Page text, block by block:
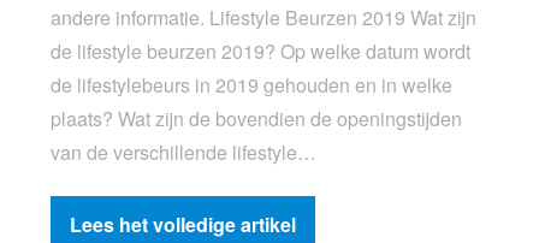
andere informatie. Lifestyle Beurzen 2019 Wat zijn
de lifestyle beurzen 2019? Op welke datum wordt
de lifestylebeurs in 2019 gehouden en in welke
plaats? Wat zijn de bovendien de openingstijden
van de verschillende lifestyle…
Lees het volledige artikel